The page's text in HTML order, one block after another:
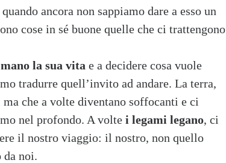
ancora non sappiamo dare a esso un
cose in sé buone quelle che ci trattengono
la sua vita e a decidere cosa vuole
tradurre quell’invito ad andare. La terra,
che a volte diventano soffocanti e ci
nel profondo. A volte i legami legano, ci
il nostro viaggio: il nostro, non quello
da noi.